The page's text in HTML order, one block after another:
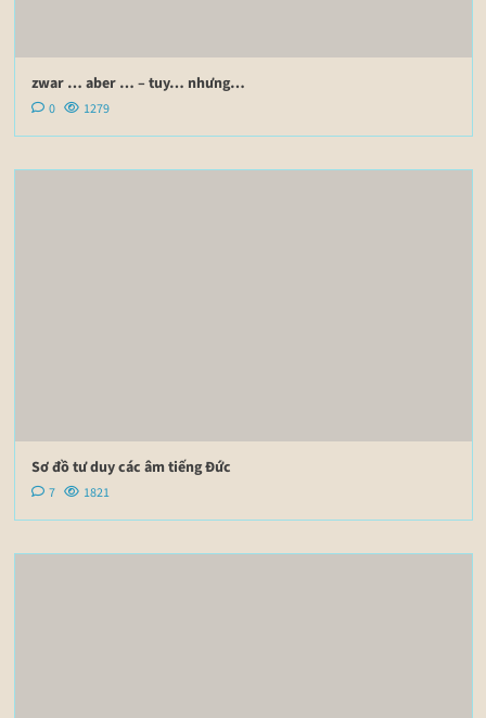
zwar … aber … – tuy… nhưng…
0 1279
Sơ đồ tư duy các âm tiếng Đức
7 1821